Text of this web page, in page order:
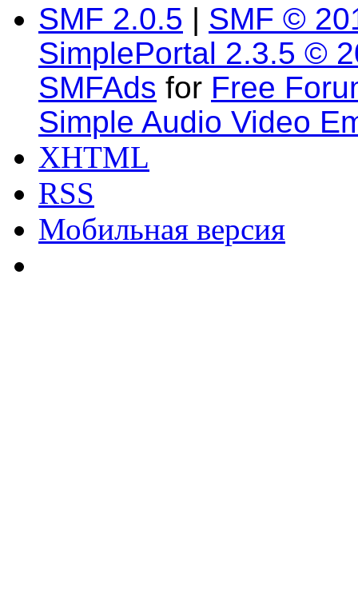
SMF 2.0.5 | SMF ©
SimplePortal 2.3.5 ©
SMFAds for Free
Simple Audio Video
XHTML
RSS
Мобильная версия